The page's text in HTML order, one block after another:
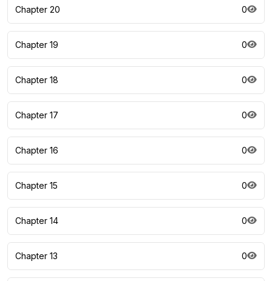
Chapter 20 0
Chapter 19 0
Chapter 18 0
Chapter 17 0
Chapter 16 0
Chapter 15 0
Chapter 14 0
Chapter 13 0